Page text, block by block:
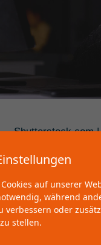
Shutterstock.com
abends
ist diese Reaktion
vor einem
nicht
auf unserer
während
verbessern oder
stellen.